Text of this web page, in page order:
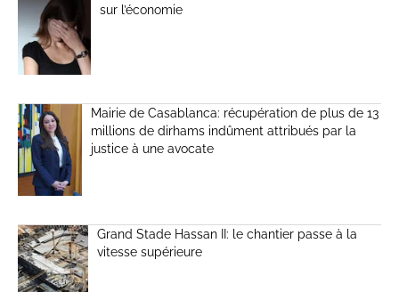
sur l’économie
Mairie de Casablanca: récupération de plus de 13
millions de dirhams indûment attribués par la
justice à une avocate
Grand Stade Hassan II: le chantier passe à la
vitesse supérieure